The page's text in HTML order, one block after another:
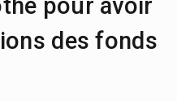
pour avoir
des fonds